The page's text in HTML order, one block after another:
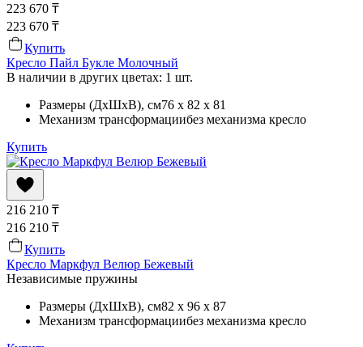
223 670 ₸
223 670 ₸
Купить
Кресло Пайл Букле Молочный
В наличии в других цветах: 1 шт.
Размеры (ДхШхВ), см76 x 82 x 81
Механизм трансформациибез механизма кресло
Купить
216 210 ₸
216 210 ₸
Купить
Кресло Маркфул Велюр Бежевый
Независимые пружины
Размеры (ДхШхВ), см82 x 96 x 87
Механизм трансформациибез механизма кресло